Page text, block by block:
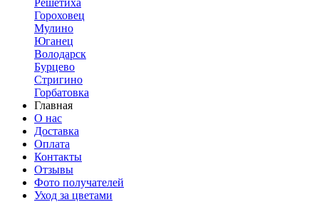
Решетиха
Гороховец
Мулино
Юганец
Володарск
Бурцево
Стригино
Горбатовка
Главная
О нас
Доставка
Оплата
Контакты
Отзывы
Фото получателей
Уход за цветами